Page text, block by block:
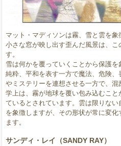
マット・マディソンは霧、雪と雲を
小さな窓が映し出す歪んだ風景は、
す。
雪は何かを覆っていくことから保護を
純粋、平和を表す一方で魔法、危険
やミステリーを連想させる一方で、
学上は、霧が地球を覆い包み込むこ
ているとされています。雲は限りな
を象徴しますが、その形状が常に変
ます。
サンディ・レイ（SANDY RAY）